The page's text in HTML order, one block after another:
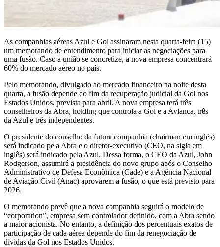
As companhias aéreas Azul e Gol assinaram nesta quarta-feira (15)
um memorando de entendimento para iniciar as negociações para
uma fusão. Caso a união se concretize, a nova empresa concentrará
60% do mercado aéreo no país.
Pelo memorando, divulgado ao mercado financeiro na noite desta
quarta, a fusão depende do fim da recuperação judicial da Gol nos
Estados Unidos, prevista para abril. A nova empresa terá três
conselheiros da Abra, holding que controla a Gol e a Avianca, três
da Azul e três independentes.
O presidente do conselho da futura companhia (chairman em inglês)
será indicado pela Abra e o diretor-executivo (CEO, na sigla em
inglês) será indicado pela Azul. Dessa forma, o CEO da Azul, John
Rodgerson, assumirá a presidência do novo grupo após o Conselho
Administrativo de Defesa Econômica (Cade) e a Agência Nacional
de Aviação Civil (Anac) aprovarem a fusão, o que está previsto para
2026.
O memorando prevê que a nova companhia seguirá o modelo de
“corporation”, empresa sem controlador definido, com a Abra sendo
a maior acionista. No entanto, a definição dos percentuais exatos de
participação de cada aérea depende do fim da renegociação de
dívidas da Gol nos Estados Unidos.